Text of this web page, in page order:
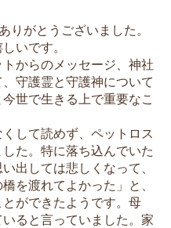
りがとうございました。
いです。
からのメッセージ、神社
守護霊と守護神について
世で生きる上で重要なこ
して読めず、ペットロス
た。特に落ち込んでいた
出しては悲しくなって、
を渡れてよかった」と、
ができたようです。母
ると言っていました。家